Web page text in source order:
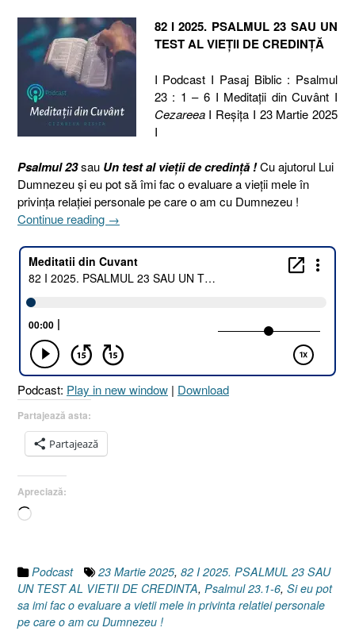
82 I 2025. PSALMUL 23 SAU UN
TEST AL VIEȚII DE CREDINȚĂ
I Podcast I Pasaj Biblic : Psalmul
23 : 1 – 6 I Meditaţii din Cuvânt I
CezareeaI Reşiţa I 23 Martie 2025
I
Psalmul 23sau Un test al vieții de credință !Cu ajutorul Lui
Dumnezeu și eu pot să îmi fac o evaluare a vieții mele în
privința relației personale pe care o am cu Dumnezeu !
Continue reading „82
2025.
PSALMUL
23
AL
VIEȚII
DE
→
Podcast: Play in new window | Download
Partajează asta:
Partajează
Apreciază:
Încarc...
Podcast 23 Martie 2025, 82 I 2025. PSALMUL 23 SAU
UN TEST AL VIETII DE CREDINTA, Psalmul 23.1-6, Si eu pot
sa imi fac o evaluare a vietii mele in privinta relatiei personale
pe care o am cu Dumnezeu !